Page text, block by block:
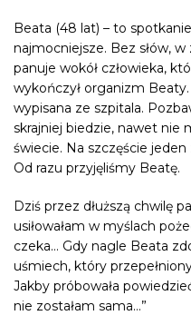
Beata (48 lat) – to
najmocniejsze. Bez słów, w
panuje wokół człowieka,
wykończył organizm
wypisana ze szpitala.
skrajniej biedzie, nawet nie
świecie. Na szczęście
Od razu przyjęliśmy Beatę.
Dziś przez dłuższą chwilę
usiłowałam w myślach
czeka… Gdy nagle Beata
uśmiech, który
Jakby próbowała
nie zostałam sama…”